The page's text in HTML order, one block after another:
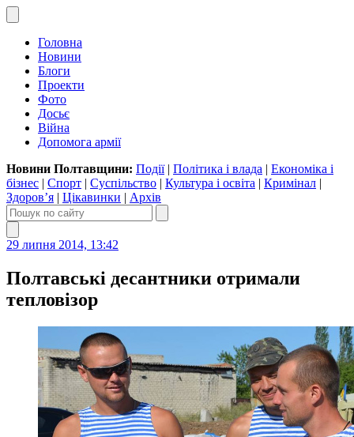
Головна
Новини
Блоги
Проекти
Фото
Досьє
Війна
Допомога армії
Новини Полтавщини: Події| Політика і влада | Економіка і
бізнес | Спорт | Суспільство | Культура і освіта | Кримінал |
Здоров’я | Цікавинки | Архів
29 липня 2014, 13:42
Полтавські десантники отримали
тепловізор